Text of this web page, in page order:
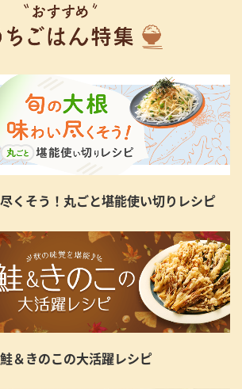
くそう！丸ごと堪能使い切りレシピ
＆きのこの大活躍レシピ